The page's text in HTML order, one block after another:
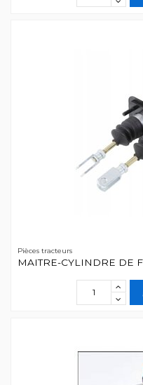
Pièces tracteurs
MAITRE-CYLINDRE DE